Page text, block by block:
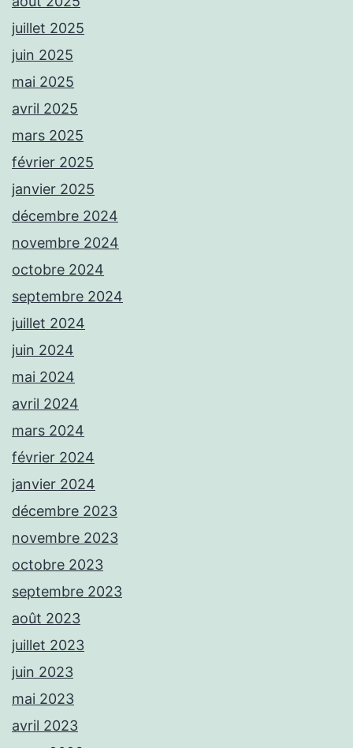
juillet 2025
juin 2025
mai 2025
avril 2025
mars 2025
février 2025
janvier 2025
décembre 2024
novembre 2024
octobre 2024
septembre 2024
juillet 2024
juin 2024
mai 2024
avril 2024
mars 2024
février 2024
janvier 2024
décembre 2023
novembre 2023
octobre 2023
septembre 2023
août 2023
juillet 2023
juin 2023
mai 2023
avril 2023